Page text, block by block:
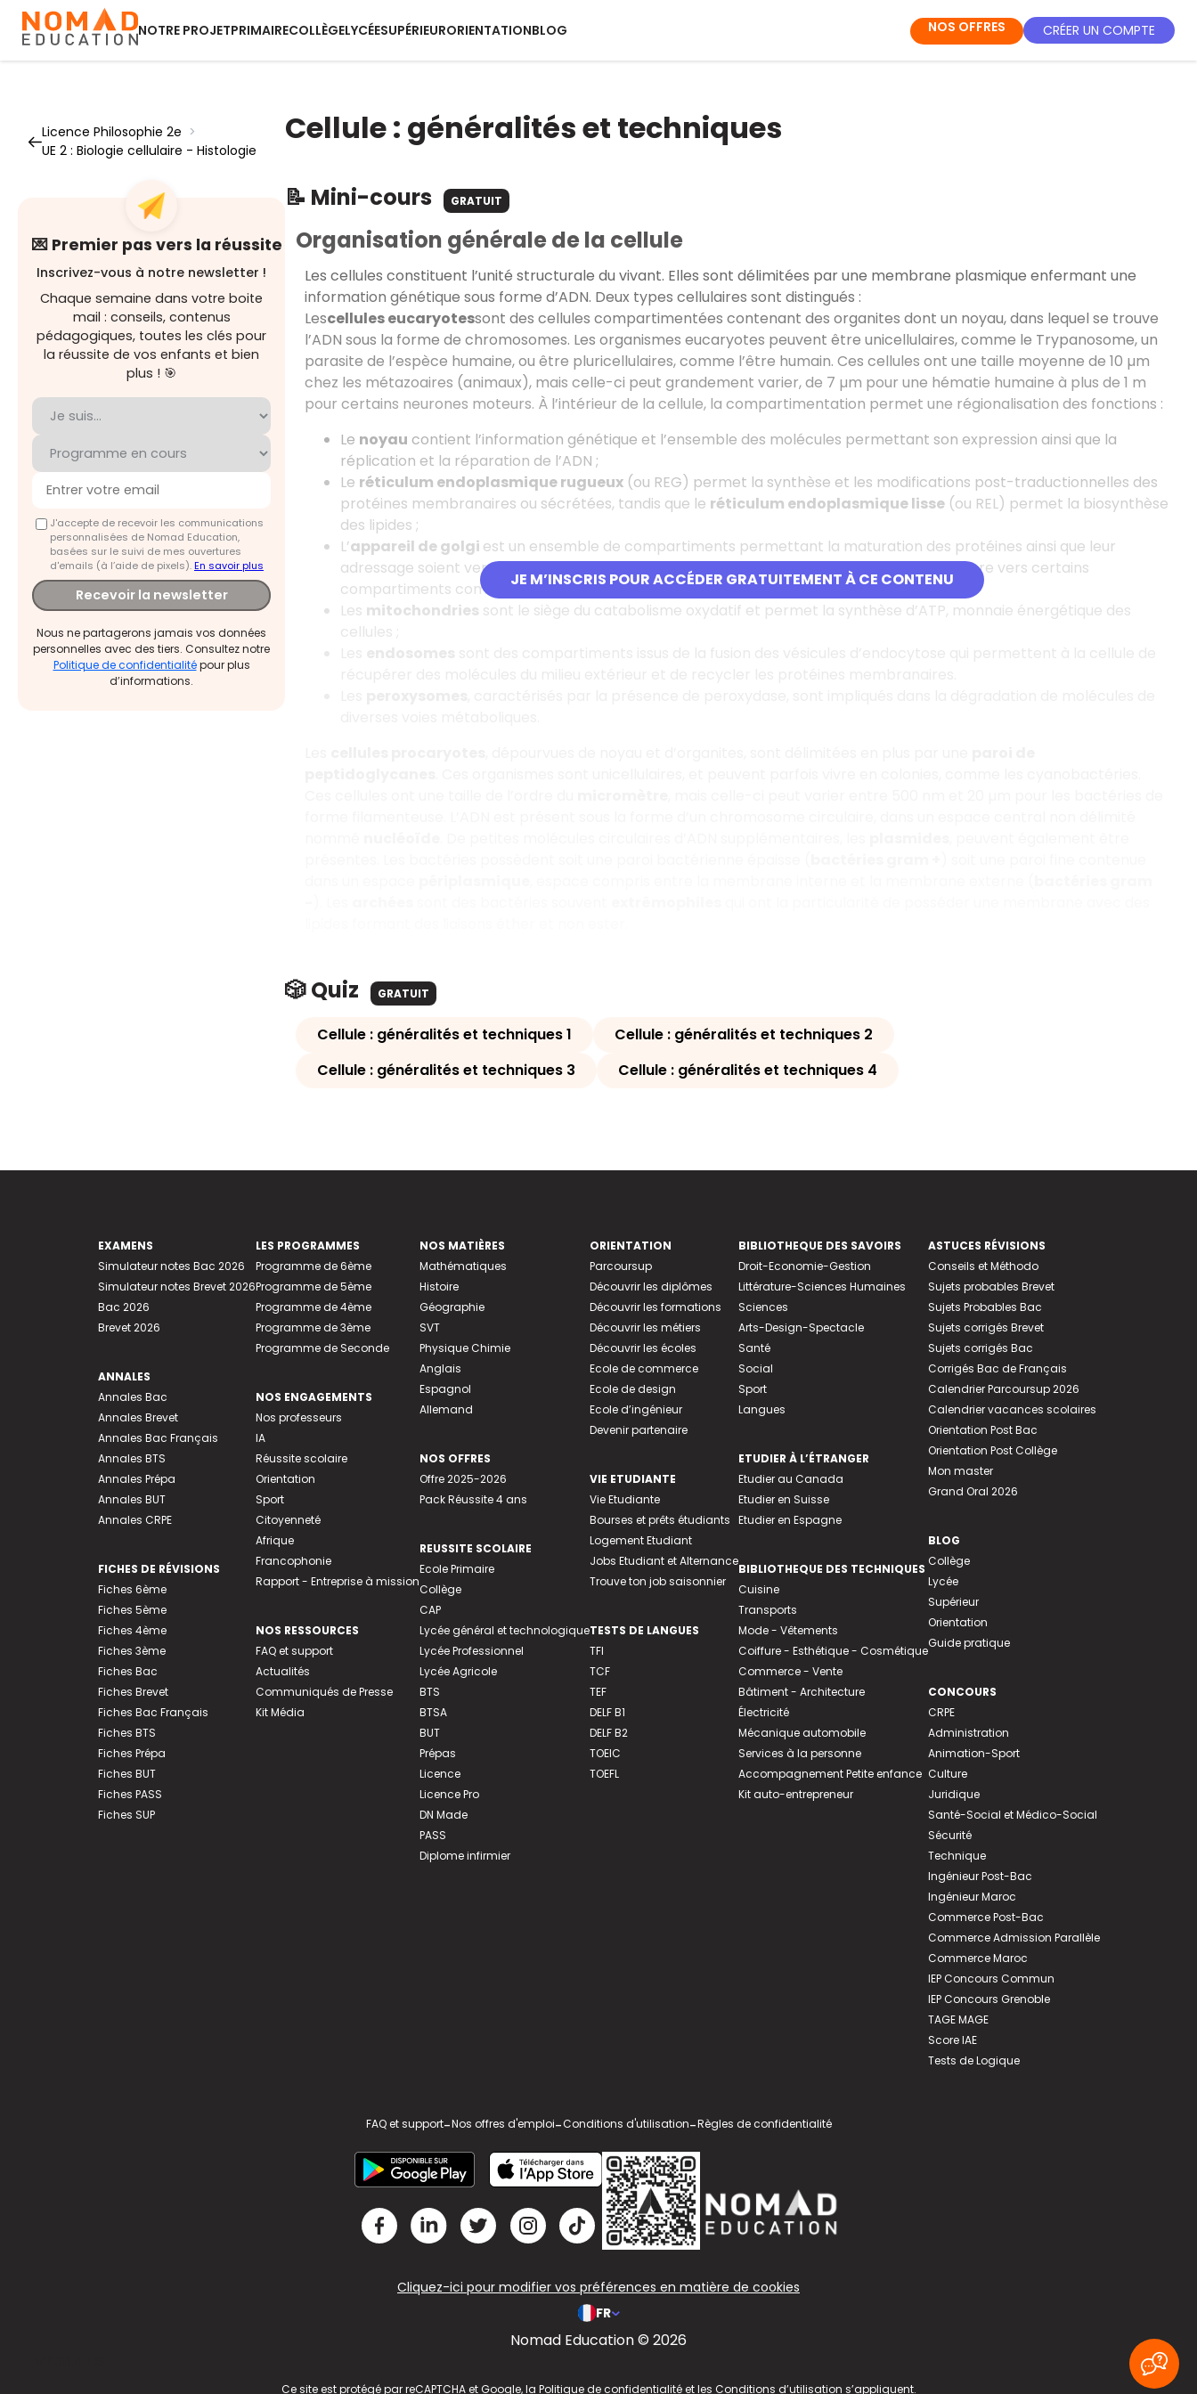
NOTRE PROJETPRIMAIRECOLLÈGELYCÉESUPÉRIEURORIENTATIONBLOG NOS OFFRES CRÉER UN COMPTE
Licence Philosophie 2e >
UE 2 : Biologie cellulaire - Histologie
💌 Premier pas vers la réussite
Inscrivez-vous à notre newsletter !
Chaque semaine dans votre boite
mail : conseils, contenus
pédagogiques, toutes les clés pour
la réussite de vos enfants et bien
plus ! 🎯
J'accepte de recevoir les communications
personnalisées de Nomad Education,
basées sur le suivi de mes ouvertures
d'emails (à l’aide de pixels).En savoir plus
Recevoir la newsletter
Nous ne partagerons jamais vos données
personnelles avec des tiers. Consultez notre
Politique de confidentialitépour plus
d’informations.
Cellule : généralités et techniques
📝 Mini-cours GRATUIT
JE M’INSCRIS POUR ACCÉDER GRATUITEMENT À CE CONTENU
Organisation générale de la cellule
Les cellules constituent l’unité structurale du vivant. Elles sont délimitées par une membrane plasmique enfermant une
information génétique sous forme d’ADN. Deux types cellulaires sont distingués :
Lescellules eucaryotessont des cellules compartimentées contenant des organites dont un noyau, dans lequel se trouve
l’ADN sous la forme de chromosomes. Les organismes eucaryotes peuvent être unicellulaires, comme le Trypanosome, un
parasite de l’espèce humaine, ou être pluricellulaires, comme l’être humain. Ces cellules ont une taille moyenne de 10 µm
chez les métazoaires (animaux), mais celle-ci peut grandement varier, de 7 µm pour une hématie humaine à plus de 1 m
pour certains neurones moteurs. À l’intérieur de la cellule, la compartimentation permet une régionalisation des fonctions :
Le noyau contient l’information génétique et l’ensemble des molécules permettant son expression ainsi que la
réplication et la réparation de l’ADN ;
Le réticulum endoplasmique rugueux(ou REG) permet la synthèse et les modifications post-traductionnelles des
protéines membranaires ou sécrétées, tandis que le réticulum endoplasmique lisse(ou REL) permet la biosynthèse
des lipides ;
L’appareil de golgi est un ensemble de compartiments permettant la maturation des protéines ainsi que leur
adressage soient vers des granules de sécrétion, soit vers la membrane plasmique ou encore vers certains
compartiments comme les peroxysomes ;
Les mitochondries sont le siège du catabolisme oxydatif et permet la synthèse d’ATP, monnaie énergétique des
cellules ;
🎲 Quiz GRATUIT
Cellule : généralités et techniques 1
Cellule : généralités et techniques 2
Cellule : généralités et techniques 3
Cellule : généralités et techniques 4
EXAMENS
Simulateur notes Bac 2026
Simulateur notes Brevet 2026
Bac 2026
Brevet 2026
ANNALES
Annales Bac
Annales Brevet
Annales Bac Français
Annales BTS
Annales Prépa
Annales BUT
Annales CRPE
FICHES DE RÉVISIONS
Fiches 6ème
Fiches 5ème
Fiches 4ème
Fiches 3ème
Fiches Bac
Fiches Brevet
Fiches Bac Français
Fiches BTS
Fiches Prépa
Fiches BUT
Fiches PASS
Fiches SUP
LES PROGRAMMES
Programme de 6ème
Programme de 5ème
Programme de 4ème
Programme de 3ème
Programme de Seconde
NOS ENGAGEMENTS
Nos professeurs
IA
Réussite scolaire
Orientation
Sport
Citoyenneté
Afrique
Francophonie
Rapport - Entreprise à mission
NOS RESSOURCES
FAQ et support
Actualités
Communiqués de Presse
Kit Média
NOS MATIÈRES
Mathématiques
Histoire
Géographie
SVT
Physique Chimie
Anglais
Espagnol
Allemand
NOS OFFRES
Offre 2025-2026
Pack Réussite 4 ans
REUSSITE SCOLAIRE
Ecole Primaire
Collège
CAP
Lycée général et technologique
Lycée Professionnel
Lycée Agricole
BTS
BTSA
BUT
Prépas
Licence
Licence Pro
DN Made
PASS
Diplome infirmier
ORIENTATION
Parcoursup
Découvrir les diplômes
Découvrir les formations
Découvrir les métiers
Découvrir les écoles
Ecole de commerce
Ecole de design
Ecole d’ingénieur
Devenir partenaire
VIE ETUDIANTE
Vie Etudiante
Bourses et prêts étudiants
Logement Etudiant
Jobs Etudiant et Alternance
Trouve ton job saisonnier
TESTS DE LANGUES
TFI
TCF
TEF
DELF B1
DELF B2
TOEIC
TOEFL
BIBLIOTHEQUE DES SAVOIRS
Droit-Economie-Gestion
Littérature-Sciences Humaines
Sciences
Arts-Design-Spectacle
Santé
Social
Sport
Langues
ETUDIER À L’ÉTRANGER
Etudier au Canada
Etudier en Suisse
Etudier en Espagne
BIBLIOTHEQUE DES TECHNIQUES
Cuisine
Transports
Mode - Vêtements
Coiffure - Esthétique - Cosmétique
Commerce - Vente
Bâtiment - Architecture
Électricité
Mécanique automobile
Services à la personne
Accompagnement Petite enfance
Kit auto-entrepreneur
ASTUCES RÉVISIONS
Conseils et Méthodo
Sujets probables Brevet
Sujets Probables Bac
Sujets corrigés Brevet
Sujets corrigés Bac
Corrigés Bac de Français
Calendrier Parcoursup 2026
Calendrier vacances scolaires
Orientation Post Bac
Orientation Post Collège
Mon master
Grand Oral 2026
BLOG
Collège
Lycée
Supérieur
Orientation
Guide pratique
CONCOURS
CRPE
Administration
Animation-Sport
Culture
Juridique
Santé-Social et Médico-Social
Sécurité
Technique
Ingénieur Post-Bac
Ingénieur Maroc
Commerce Post-Bac
Commerce Admission Parallèle
Commerce Maroc
IEP Concours Commun
IEP Concours Grenoble
TAGE MAGE
Score IAE
Tests de Logique
FAQ et support-Nos offres d'emploi-Conditions d'utilisation-Règles de confidentialité
Cliquez-ici pour modifier vos préférences en matière de cookies
FR
Nomad Education © 2026
Ce site est protégé par reCAPTCHA et Google, la Politique de confidentialitéet les Conditions d’utilisation s’appliquent.